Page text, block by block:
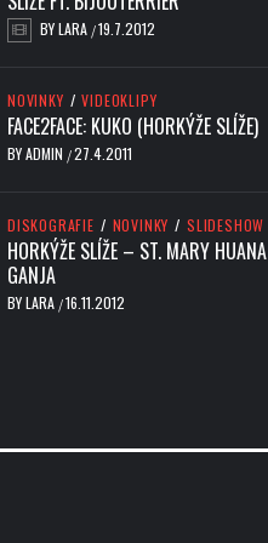
BYLARA /19.7.2012
NOVINKY / VIDEOKLIPY
FACE2FACE: KUKO (HORKÝŽE SLÍŽE)
BYADMIN /27.4.2011
DISKOGRAFIE / NOVINKY / SLIDESHOW
HORKÝŽE SLÍŽE – ST. MARY HUANA
GANJA
BYLARA /16.11.2012